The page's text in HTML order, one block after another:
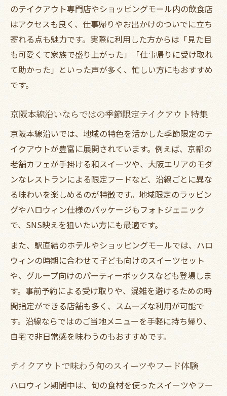
のテイクアウト専門店やショッピングモール内の飲食店
はアクセスも良く、仕事帰りやお出かけのついでに立ち
寄れる点も魅力です。実際に利用した方からは「見た目
も可愛くて家族で盛り上がった」「仕事帰りに受け取れ
て助かった」といった声が多く、忙しい方にもおすすめ
です。
京阪本線沿いならではの季節限定テイクアウト特集
京阪本線沿いでは、地域の特色を活かした季節限定のテ
イクアウトが豊富に展開されています。例えば、京都の
老舗カフェが手掛ける和スイーツや、大阪エリアのモダ
ンなレストランによる限定フードなど、沿線ごとに異な
る味わいを楽しめるのが特徴です。地域限定のラッピン
グやハロウィン仕様のパッケージもフォトジェニック
で、SNS映えを狙いたい方にも最適です。
また、駅直結のホテルやショッピングモールでは、ハロ
ウィンの時期に合わせて子ども向けのスイーツセット
や、グループ向けのパーティーボックスなども登場しま
す。事前予約による受け取りや、混雑を避けるための時
間指定ができる店舗も多く、スムーズな利用が可能で
す。沿線ならではのご当地メニューを手軽に持ち帰り、
自宅で非日常感を味わうのもおすすめです。
テイクアウトで味わう旬のスイーツやフード体験
ハロウィン期間中は、旬の食材を使ったスイーツやフー